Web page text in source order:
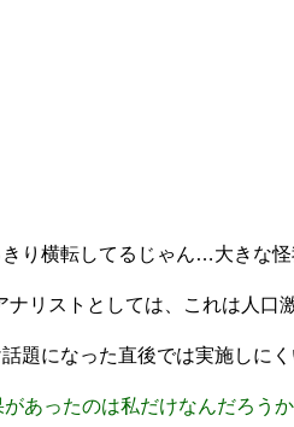
り横転してるじゃん…大きな
リストとしては、これは人口
題になった直後では実施しに
あったのは私だけなんだろう